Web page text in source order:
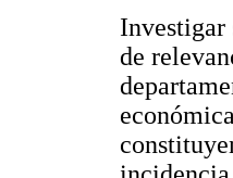
Investigar
de